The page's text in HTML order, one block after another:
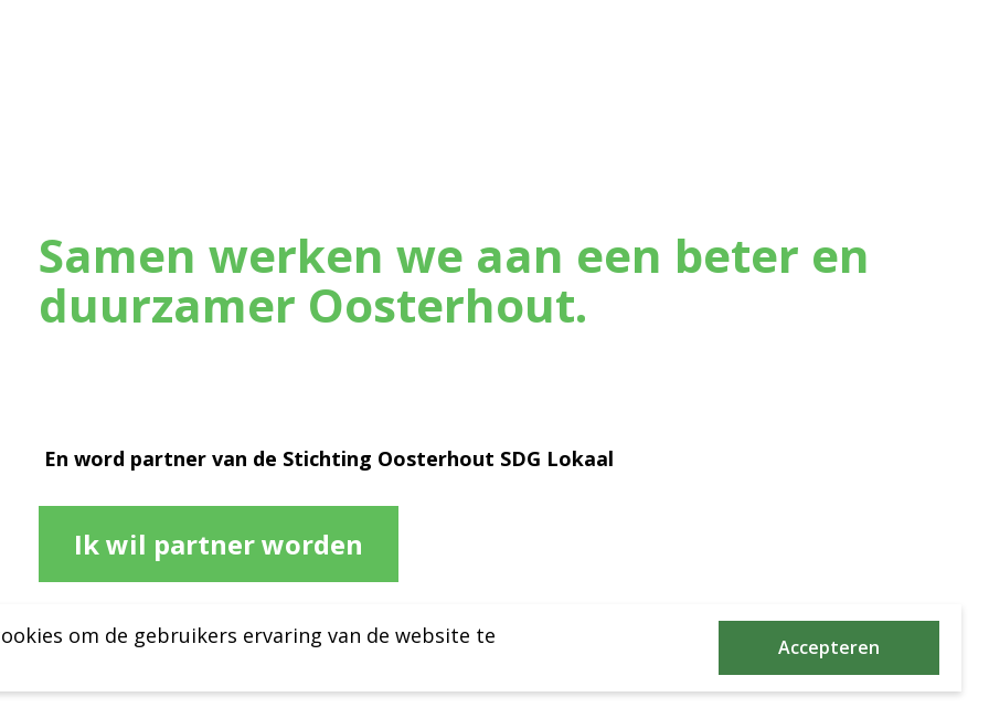
Samen werken we aan een beter en
duurzamer Oosterhout.
En word partner van de Stichting Oosterhout SDG Lokaal
Ik wil partner worden
om de gebruikers ervaring van de website te Accepteren